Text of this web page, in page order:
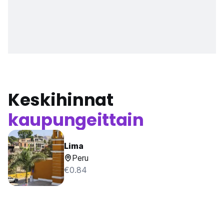
Keskihinnat
kaupungeittain
Lima
Peru
€0.84